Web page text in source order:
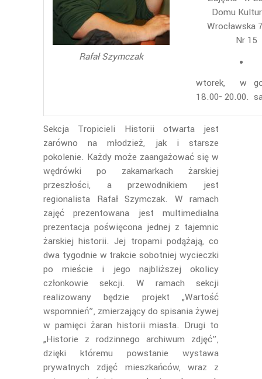
Rafał Szymczak
Domu
Wrocławska
Nr 15
wtorek, w
18.00- 20.00.
Sekcja Tropicieli Historii otwarta jest
zarówno na młodzież, jak i starsze
pokolenie. Każdy może zaangażować się w
wędrówki po zakamarkach żarskiej
przeszłości, a przewodnikiem jest
regionalista Rafał Szymczak. W ramach
zajęć prezentowana jest multimedialna
prezentacja poświęcona jednej z tajemnic
żarskiej historii. Jej tropami podążają, co
dwa tygodnie w trakcie sobotniej wycieczki
po mieście i jego najbliższej okolicy
członkowie sekcji. W ramach sekcji
realizowany będzie projekt „Wartość
wspomnień”, zmierzający do spisania żywej
w pamięci żaran historii miasta. Drugi to
„Historie z rodzinnego archiwum zdjęć”,
dzięki któremu powstanie wystawa
prywatnych zdjęć mieszkańców, wraz z